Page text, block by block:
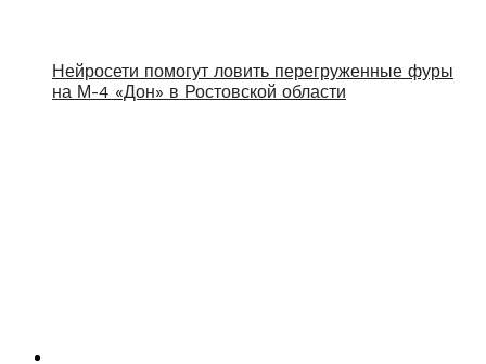
Нейросети помогут ловить перегруженные фуры
на М-4 «Дон» в Ростовской области